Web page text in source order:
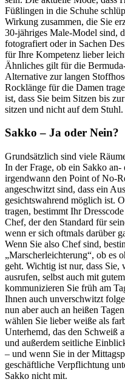
Füßlingen in die Schuhe
Wirkung zusammen, die Sie
30-jähriges Male-Model sind,
fotografiert oder in Sachen
für Ihre Kompetenz lieber
Ähnliches gilt für die
Alternative zur langen
Rocklänge für die Damen
ist, dass Sie beim Sitzen bis
sitzen und nicht auf dem Stuhl.
Sakko – Ja oder Nein?
Grundsätzlich sind viele
In der Frage, ob ein Sakko
irgendwann den Point of No-
angeschwitzt sind, dass ein
gesichtswahrend möglich ist.
tragen, bestimmt Ihr
Chef, der den Standard für
wenn er sich oftmals darüber
Wenn Sie also Chef sind,
„Marscherleichterung“, ob es
geht. Wichtig ist nur, dass
ausrufen, selbst auch mit
kommunizieren Sie früh am
Ihnen auch unverschwitzt
nun aber auch an heißen
wählen Sie lieber weiße als
Unterhemd, das den Schweiß
und außerdem seitliche
– und wenn Sie in der
geschäftliche Verpflichtung
Sakko nicht mit.